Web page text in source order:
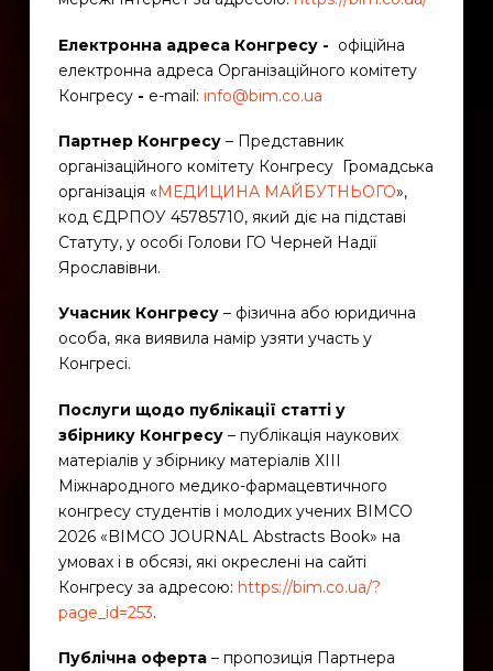
Електронна адреса Конгресу - офіційна
електронна адреса Організаційного комітету
Конгресу- e-mail: info@bim.co.ua
Партнер Конгресу– Представник
організаційного комітету Конгресу Громадська
організація «МЕДИЦИНА МАЙБУТНЬОГО»,
код ЄДРПОУ 45785710, який діє на підставі
Статуту, у особі Голови ГО Черней Надії
Ярославівни.
Учасник Конгресу– фізична або юридична
особа, яка виявила намір узяти участь у
Конгресі.
Послуги щодо публікації статті у
збірнику Конгресу– публікація наукових
матеріалів у збірнику матеріалів ХІІІ
Міжнародного медико-фармацевтичного
конгресу студентів і молодих учених BIMCO
2026 «BIMCO JOURNAL Abstracts Book» на
умовах і в обсязі, які окреслені на сайті
Конгресу за адресою: https://bim.co.ua/?
page_id=253.
Публічна оферта – пропозиція Партнера